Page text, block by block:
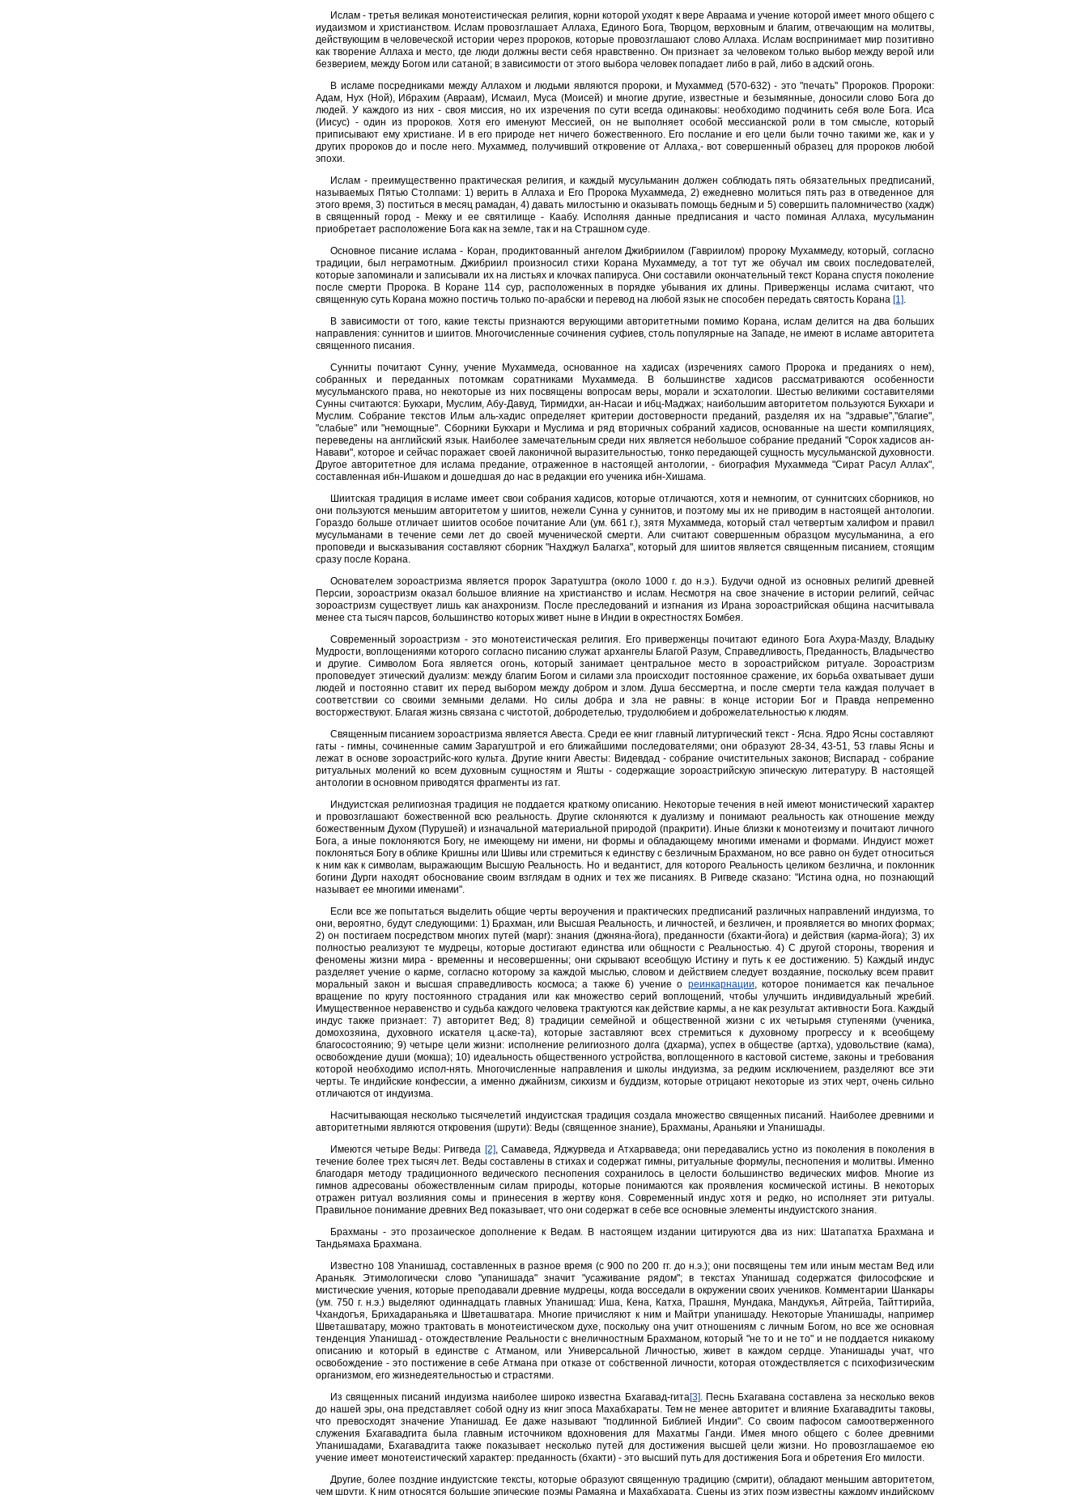
Ислам - третья великая монотеистическая религия, корни которой уходят к вере Авраама и учение которой имеет много общего с
иудаизмом и христианством. Ислам провозглашает Аллаха, Единого Бога, Творцом, верховным и благим, отвечающим на молитвы,
действующим в человеческой истории через пророков, которые провозглашают слово Аллаха. Ислам воспринимает мир позитивно
как творение Аллаха и место, где люди должны вести себя нравственно. Он признает за человеком только выбор между верой или
безверием, между Богом или сатаной; в зависимости от этого выбора человек попадает либо в рай, либо в адский огонь.
В исламе посредниками между Аллахом и людьми являются пророки, и Мухаммед (570-632) - это "печать" Пророков. Пророки:
Адам, Нух (Ной), Ибрахим (Авраам), Исмаил, Муса (Моисей) и многие другие, известные и безымянные, доносили слово Бога до
людей. У каждого из них - своя миссия, но их изречения по сути всегда одинаковы: необходимо подчинить себя воле Бога. Иса
(Иисус) - один из пророков. Хотя его именуют Мессией, он не выполняет особой мессианской роли в том смысле, который
приписывают ему христиане. И в его природе нет ничего божественного. Его послание и его цели были точно такими же, как и у
других пророков до и после него. Мухаммед, получивший откровение от Аллаха,- вот совершенный образец для пророков любой
эпохи.
Ислам - преимущественно практическая религия, и каждый мусульманин должен соблюдать пять обязательных предписаний,
называемых Пятью Столпами: 1) верить в Аллаха и Его Пророка Мухаммеда, 2) ежедневно молиться пять раз в отведенное для
этого время, 3) поститься в месяц рамадан, 4) давать милостыню и оказывать помощь бедным и 5) совершить паломничество (хадж)
в священный город - Мекку и ее святилище - Каабу. Исполняя данные предписания и часто поминая Аллаха, мусульманин
приобретает расположение Бога как на земле, так и на Страшном суде.
Основное писание ислама - Коран, продиктованный ангелом Джибриилом (Гавриилом) пророку Мухаммеду, который, согласно
традиции, был неграмотным. Джибриил произносил стихи Корана Мухаммеду, а тот тут же обучал им своих последователей,
которые запоминали и записывали их на листьях и клочках папируса. Они составили окончательный текст Корана спустя поколение
после смерти Пророка. В Коране 114 сур, расположенных в порядке убывания их длины. Приверженцы ислама считают, что
священную суть Корана можно постичь только по-арабски и перевод на любой язык не способен передать святость Корана [1].
В зависимости от того, какие тексты признаются верующими авторитетными помимо Корана, ислам делится на два больших
направления: суннитов и шиитов. Многочисленные сочинения суфиев, столь популярные на Западе, не имеют в исламе авторитета
священного писания.
Сунниты почитают Сунну, учение Мухаммеда, основанное на хадисах (изречениях самого Пророка и преданиях о нем),
собранных и переданных потомкам соратниками Мухаммеда. В большинстве хадисов рассматриваются особенности
мусульманского права, но некоторые из них посвящены вопросам веры, морали и эсхатологии. Шестью великими составителями
Сунны считаются: Букхари, Муслим, Абу-Давуд, Тирмидхи, ан-Насаи и ибц-Маджах; наибольшим авторитетом пользуются Букхари и
Муслим. Собрание текстов Ильм аль-хадис определяет критерии достоверности преданий, разделяя их на "здравые","благие",
"слабые" или "немощные". Сборники Букхари и Муслима и ряд вторичных собраний хадисов, основанные на шести компиляциях,
переведены на английский язык. Наиболее замечательным среди них является небольшое собрание преданий "Сорок хадисов ан-
Навави", которое и сейчас поражает своей лаконичной выразительностью, тонко передающей сущность мусульманской духовности.
Другое авторитетное для ислама предание, отраженное в настоящей антологии, - биография Мухаммеда "Сират Расул Аллах",
составленная ибн-Ишаком и дошедшая до нас в редакции его ученика ибн-Хишама.
Шиитская традиция в исламе имеет свои собрания хадисов, которые отличаются, хотя и немногим, от суннитских сборников, но
они пользуются меньшим авторитетом у шиитов, нежели Сунна у суннитов, и поэтому мы их не приводим в настоящей антологии.
Гораздо больше отличает шиитов особое почитание Али (ум. 661 г.), зятя Мухаммеда, который стал четвертым халифом и правил
мусульманами в течение семи лет до своей мученической смерти. Али считают совершенным образцом мусульманина, а его
проповеди и высказывания составляют сборник "Нахджул Балагха", который для шиитов является священным писанием, стоящим
сразу после Корана.
Основателем зороастризма является пророк Заратуштра (около 1000 г. до н.э.). Будучи одной из основных религий древней
Персии, зороастризм оказал большое влияние на христианство и ислам. Несмотря на свое значение в истории религий, сейчас
зороастризм существует лишь как анахронизм. После преследований и изгнания из Ирана зороастрийская община насчитывала
менее ста тысяч парсов, большинство которых живет ныне в Индии в окрестностях Бомбея.
Современный зороастризм - это монотеистическая религия. Его приверженцы почитают единого Бога Ахура-Мазду, Владыку
Мудрости, воплощениями которого согласно писанию служат архангелы Благой Разум, Справедливость, Преданность, Владычество
и другие. Символом Бога является огонь, который занимает центральное место в зороастрийском ритуале. Зороастризм
проповедует этический дуализм: между благим Богом и силами зла происходит постоянное сражение, их борьба охватывает души
людей и постоянно ставит их перед выбором между добром и злом. Душа бессмертна, и после смерти тела каждая получает в
соответствии со своими земными делами. Но силы добра и зла не равны: в конце истории Бог и Правда непременно
восторжествуют. Благая жизнь связана с чистотой, добродетелью, трудолюбием и доброжелательностью к людям.
Священным писанием зороастризма является Авеста. Среди ее книг главный литургический текст - Ясна. Ядро Ясны составляют
гаты - гимны, сочиненные самим Зарагуштрой и его ближайшими последователями; они образуют 28-34, 43-51, 53 главы Ясны и
лежат в основе зороастрийс-кого культа. Другие книги Авесты: Видевдад - собрание очистительных законов; Виспарад - собрание
ритуальных молений ко всем духовным сущностям и Яшты - содержащие зороастрийскую эпическую литературу. В настоящей
антологии в основном приводятся фрагменты из гат.
Индуистская религиозная традиция не поддается краткому описанию. Некоторые течения в ней имеют монистический характер
и провозглашают божественной всю реальность. Другие склоняются к дуализму и понимают реальность как отношение между
божественным Духом (Пурушей) и изначальной материальной природой (пракрити). Иные близки к монотеизму и почитают личного
Бога, а иные поклоняются Богу, не имеющему ни имени, ни формы и обладающему многими именами и формами. Индуист может
поклоняться Богу в облике Кришны или Шивы или стремиться к единству с безличным Брахманом, но все равно он будет относиться
к ним как к символам, выражающим Высшую Реальность. Но и ведантист, для которого Реальность целиком безлична, и поклонник
богини Дурги находят обоснование своим взглядам в одних и тех же писаниях. В Ригведе сказано: "Истина одна, но познающий
называет ее многими именами".
Если все же попытаться выделить общие черты вероучения и практических предписаний различных направлений индуизма, то
они, вероятно, будут следующими: 1) Брахман, или Высшая Реальность, и личностей, и безличен, и проявляется во многих формах;
2) он постигаем посредством многих путей (марг): знания (джняна-йога), преданности (бхакти-йога) и действия (карма-йога); 3) их
полностью реализуют те мудрецы, которые достигают единства или общности с Реальностью. 4) С другой стороны, творения и
феномены жизни мира - временны и несовершенны; они скрывают всеобщую Истину и путь к ее достижению. 5) Каждый индус
разделяет учение о карме, согласно которому за каждой мыслью, словом и действием следует воздаяние, поскольку всем правит
моральный закон и высшая справедливость космоса; а также 6) учение о реинкарнации, которое понимается как печальное
вращение по кругу постоянного страдания или как множество серий воплощений, чтобы улучшить индивидуальный жребий.
Имущественное неравенство и судьба каждого человека трактуются как действие кармы, а не как результат активности Бога. Каждый
индус также признает: 7) авторитет Вед; 8) традиции семейной и общественной жизни с их четырьмя ступенями (ученика,
домохозяина, духовного искателя ц.аске-та), которые заставляют всех стремиться к духовному прогрессу и к всеобщему
благосостоянию; 9) четыре цели жизни: исполнение религиозного долга (дхарма), успех в обществе (артха), удовольствие (кама),
освобождение души (мокша); 10) идеальность общественного устройства, воплощенного в кастовой системе, законы и требования
которой необходимо испол-нять. Многочисленные направления и школы индуизма, за редким исключением, разделяют все эти
черты. Те индийские конфессии, а именно джайнизм, сикхизм и буддизм, которые отрицают некоторые из этих черт, очень сильно
отличаются от индуизма.
Насчитывающая несколько тысячелетий индуистская традиция создала множество священных писаний. Наиболее древними и
авторитетными являются откровения (шрути): Веды (священное знание), Брахманы, Араньяки и Упанишады.
Имеются четыре Веды: Ригведа [2], Самаведа, Яджурведа и Атхарваведа; они передавались устно из поколения в поколения в
течение более трех тысяч лет. Веды составлены в стихах и содержат гимны, ритуальные формулы, песнопения и молитвы. Именно
благодаря методу традиционного ведического песнопения сохранилось в целости большинство ведических мифов. Многие из
гимнов адресованы обожествленным силам природы, которые понимаются как проявления космической истины. В некоторых
отражен ритуал возлияния сомы и принесения в жертву коня. Современный индус хотя и редко, но исполняет эти ритуалы.
Правильное понимание древних Вед показывает, что они содержат в себе все основные элементы индуистского знания.
Брахманы - это прозаическое дополнение к Ведам. В настоящем издании цитируются два из них: Шатапатха Брахмана и
Тандьямаха Брахмана.
Известно 108 Упанишад, составленных в разное время (с 900 по 200 гг. до н.э.); они посвящены тем или иным местам Вед или
Араньяк. Этимологически слово "упанишада" значит "усаживание рядом"; в текстах Упанишад содержатся философские и
мистические учения, которые преподавали древние мудрецы, когда восседали в окружении своих учеников. Комментарии Шанкары
(ум. 750 г. н.э.) выделяют одиннадцать главных Упанишад: Иша, Кена, Катха, Прашня, Мундака, Мандукъя, Айтрейа, Тайттирийа,
Чхандогъя, Брихадараньяка и Шветашватара. Многие причисляют к ним и Майтри упанишаду. Некоторые Упанишады, например
Шветашватару, можно трактовать в монотеистическом духе, поскольку она учит отношениям с личным Богом, но все же основная
тенденция Упанишад - отождествление Реальности с внеличностным Брахманом, который "не то и не то" и не поддается никакому
описанию и который в единстве с Атманом, или Универсальной Личностью, живет в каждом сердце. Упанишады учат, что
освобождение - это постижение в себе Атмана при отказе от собственной личности, которая отождествляется с психофизическим
организмом, его жизнедеятельностью и страстями.
Из священных писаний индуизма наиболее широко известна Бхагавад-гита[3]. Песнь Бхагавана составлена за несколько веков
до нашей эры, она представляет собой одну из книг эпоса Махабхараты. Тем не менее авторитет и влияние Бхагавадгиты таковы,
что превосходят значение Упанишад. Ее даже называют "подлинной Библией Индии". Со своим пафосом самоотверженного
служения Бхагавадгита была главным источником вдохновения для Махатмы Ганди. Имея много общего с более древними
Упанишадами, Бхагавадгита также показывает несколько путей для достижения высшей цели жизни. Но провозглашаемое ею
учение имеет монотеистический характер: преданность (бхакти) - это высший путь для достижения Бога и обретения Его милости.
Другие, более поздние индуистские тексты, которые образуют священную традицию (смрити), обладают меньшим авторитетом,
чем шрути. К ним относятся большие эпические поэмы Рамаяна и Махабхарата. Сцены из этих поэм известны каждому индийскому